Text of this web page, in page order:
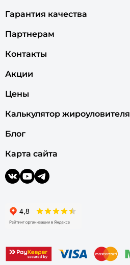
Гарантия качества
Партнерам
Контакты
Акции
Цены
Калькулятор жироуловителя
Блог
Карта сайта